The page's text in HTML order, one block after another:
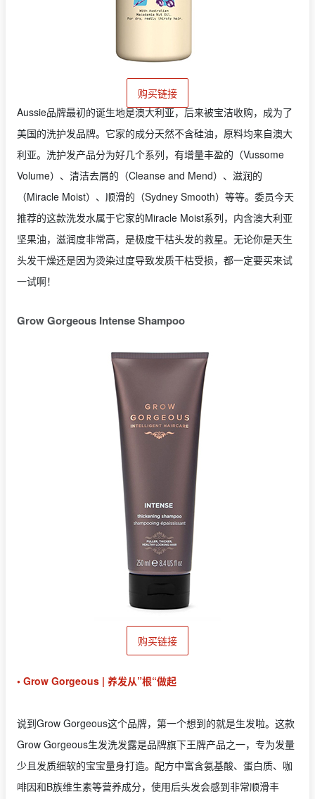
购买链接
Aussie品牌最初的诞生地是澳大利亚，后来被宝洁收购，成为了
美国的洗护发品牌。它家的成分天然不含硅油，原料均来自澳大
利亚。洗护发产品分为好几个系列，有增量丰盈的（Vussome
Volume）、清洁去屑的（Cleanse and Mend）、滋润的
（Miracle Moist）、顺滑的（Sydney Smooth）等等。委员今天
推荐的这款洗发水属于它家的Miracle Moist系列，内含澳大利亚
坚果油，滋润度非常高，是极度干枯头发的救星。无论你是天生
头发干燥还是因为烫染过度导致发质干枯受损，都一定要买来试
一试啊！
Grow Gorgeous Intense Shampoo
购买链接
• Grow Gorgeous | 养发从”根“做起
说到Grow Gorgeous这个品牌，第一个想到的就是生发啦。这款
Grow Gorgeous生发洗发露是品牌旗下王牌产品之一，专为发量
少且发质细软的宝宝量身打造。配方中富含氨基酸、蛋白质、咖
啡因和B族维生素等营养成分，使用后头发会感到非常顺滑丰